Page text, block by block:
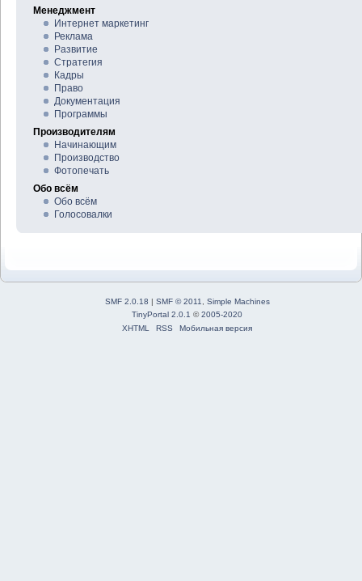
Менеджмент
Интернет маркетинг
Реклама
Развитие
Стратегия
Кадры
Право
Документация
Программы
Производителям
Начинающим
Производство
Фотопечать
Обо всём
Обо всём
Голосовалки
SMF 2.0.18 | SMF © 2011
Simple Machines
TinyPortal 2.0.1 ©2005-2020
XHTML
RSS Мобильная версия